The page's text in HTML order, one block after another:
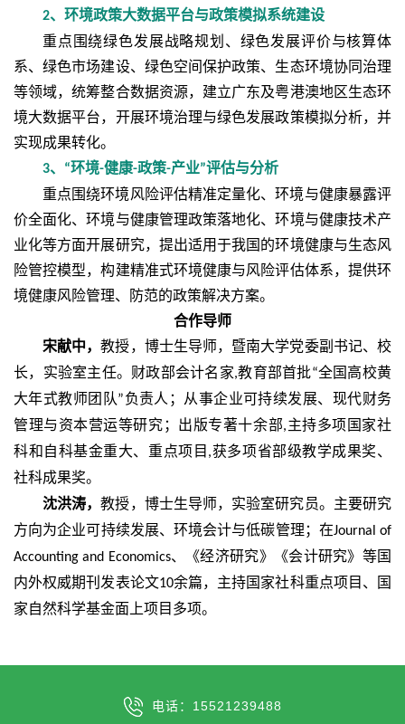
2、环境政策大数据平台与政策模拟系统建设
重点围绕绿色发展战略规划、绿色发展评价与核算体
系、绿色市场建设、绿色空间保护政策、生态环境协同治理
等领域，统筹整合数据资源，建立广东及粤港澳地区生态环
境大数据平台，开展环境治理与绿色发展政策模拟分析，并
实现成果转化。
3、 “环境-健康-政策-产业”评估与分析
重点围绕环境风险评估精准定量化、环境与健康暴露评
价全面化、环境与健康管理政策落地化、环境与健康技术产
业化等方面开展研究，提出适用于我国的环境健康与生态风
险管控模型，构建精准式环境健康与风险评估体系，提供环
境健康风险管理、防范的政策解决方案。
合作导师
宋献中，教授，博士生导师，暨南大学党委副书记、校
长，实验室主任。财政部会计名家,教育部首批“全国高校黄
大年式教师团队”负责人；从事企业可持续发展、现代财务
管理与资本营运等研究；出版专著十余部,主持多项国家社
科和自科基金重大、重点项目 ,获多项省部级教学成果奖、
社科成果奖。
沈洪涛，教授，博士生导师，实验室研究员。主要研究
方向为企业可持续发展、环境会计与低碳管理；在Journal of
Accounting and Economics、《经济研究》《会计研究》等国
内外权威期刊发表论文10余篇，主持国家社科重点项目、国
家自然科学基金面上项目多项。
电话：15521239488